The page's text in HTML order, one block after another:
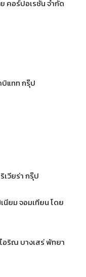
คอร์ปอเรชั่น จำกัด
บิแทท กรุ๊ป
เวียร่า กรุ๊ป
เนียม จอมเทียน โดย
ไอริณ บางเสร่ พัทยา